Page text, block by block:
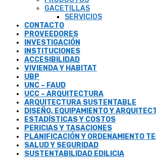
GACETILLAS
SERVICIOS
CONTACTO
PROVEEDORES
INVESTIGACIÓN
INSTITUCIONES
ACCESIBILIDAD
VIVIENDA Y HABITAT
UBP
UNC – FAUD
UCC – ARQUITECTURA
ARQUITECTURA SUSTENTABLE
DISEÑO, EQUIPAMIENTO Y
ESTADÍSTICAS Y COSTOS
PERICIAS Y TASACIONES
PLANIFICACIÓN Y ORDENAMIENTO
SALUD Y SEGURIDAD
SUSTENTABILIDAD EDILICIA